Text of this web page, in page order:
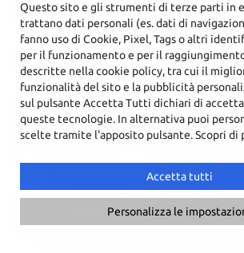
Chiama
Questo sito e gli strumenti di terze parti in
trattano dati personali (es. dati di
fanno uso di Cookie, Pixel, Tags o altri
per il funzionamento e per il
descritte nella cookie policy, tra cui il
funzionalità del sito e la pubblicità
sul pulsante Accetta Tutti dichiari di
queste tecnologie. In alternativa puoi
scelte tramite l'apposito pulsante. Scopri di
Accetta tutti
Personalizza le